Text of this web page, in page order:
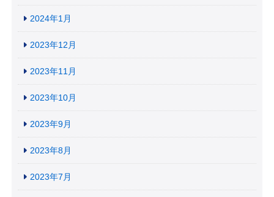
2024年1月
2023年12月
2023年11月
2023年10月
2023年9月
2023年8月
2023年7月